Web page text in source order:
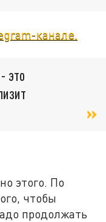
канале.
это
этого. По
чтобы
продолжать